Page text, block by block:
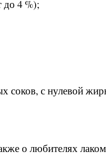
до 4 %);
соков, с нулевой
о любителях